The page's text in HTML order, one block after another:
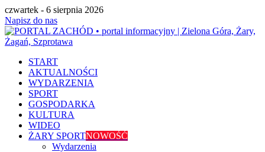
czwartek - 6 sierpnia 2026
Napisz do nas
START
AKTUALNOŚCI
WYDARZENIA
SPORT
GOSPODARKA
KULTURA
WIDEO
ŻARY SPORTNOWOŚĆ
Wydarzenia